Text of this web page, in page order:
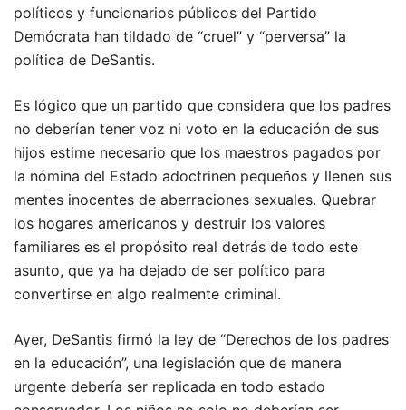
políticos y funcionarios públicos del Partido
Demócrata han tildado de “cruel” y “perversa” la
política de DeSantis.
Es lógico que un partido que considera que los padres
no deberían tener voz ni voto en la educación de sus
hijos estime necesario que los maestros pagados por
la nómina del Estado adoctrinen pequeños y llenen sus
mentes inocentes de aberraciones sexuales. Quebrar
los hogares americanos y destruir los valores
familiares es el propósito real detrás de todo este
asunto, que ya ha dejado de ser político para
convertirse en algo realmente criminal.
Ayer, DeSantis firmó la ley de “Derechos de los padres
en la educación”, una legislación que de manera
urgente debería ser replicada en todo estado